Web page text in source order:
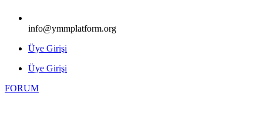
info@ymmplatform.org
Üye Girişi
Üye Girişi
FORUM